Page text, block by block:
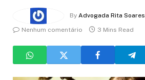
By Advogada Rita Soares
Nenhum comentário
3 Mins Read